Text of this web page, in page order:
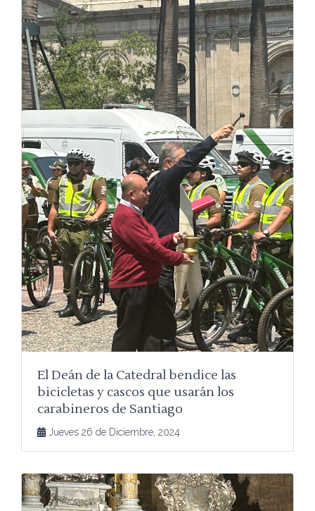
El Deán de la Catedral bendice las
bicicletas y cascos que usarán los
carabineros de Santiago
Jueves 26 de Diciembre, 2024